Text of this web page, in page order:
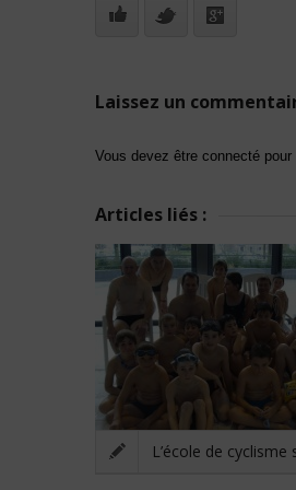
Laissez un
Vous devez être connecté
Articles liés :
L’école de cyclisme